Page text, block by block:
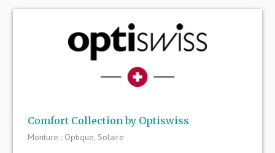
Comfort Collection by Optiswiss
Monture : Optique, Solaire